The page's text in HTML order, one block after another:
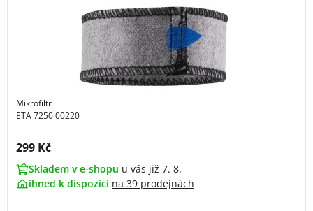
Mikrofiltr
ETA 7250 00220
Cena s DPH:
299 Kč
Skladem v e-shopu u vás již 7. 8.
ihned k dispozici na 39 prodejnách